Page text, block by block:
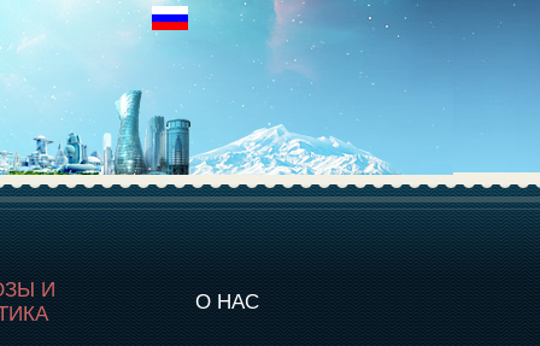
И
О НАС